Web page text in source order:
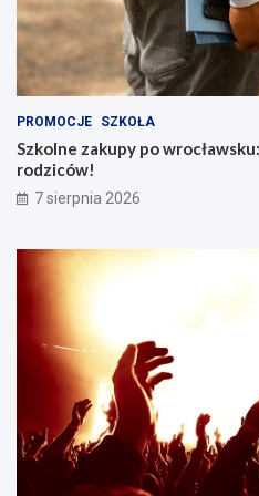
PROMOCJE SZKOŁA
Szkolne zakupy po
rodziców!
7 sierpnia 2026